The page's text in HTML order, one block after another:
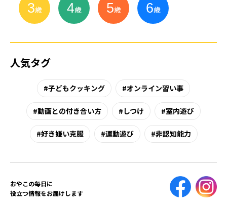
3歳 4歳 5歳 6歳
人気タグ
子どもクッキング オンライン習い事
動画との付き合い方 しつけ 室内遊び
好き嫌い克服 運動遊び 非認知能力
おやこの毎日に
役立つ情報をお届けします